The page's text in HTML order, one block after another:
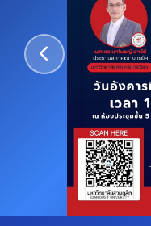
ยกย่องเชิดชูเกียรติ
ติดต่อเรา